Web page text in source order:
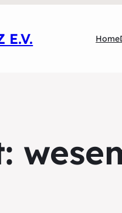
E.V. Home